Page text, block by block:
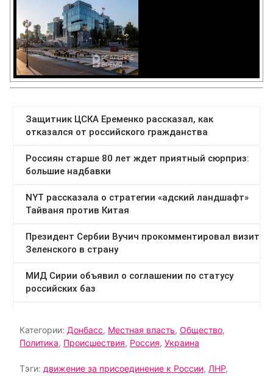
Категории: Донбасс, Местная власть, Общество,
Политика, Происшествия, Россия, Украина
Тэги: движение за присоединение к России, ЛНР,